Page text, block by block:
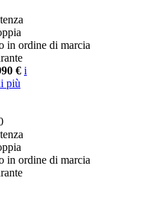
in ordine di marcia
€ i
più
in ordine di marcia